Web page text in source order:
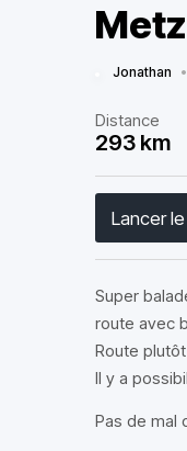
Jonathan •
Distance
293 km
Lancer
Super
route avec
Route
Il y a
Pas de mal